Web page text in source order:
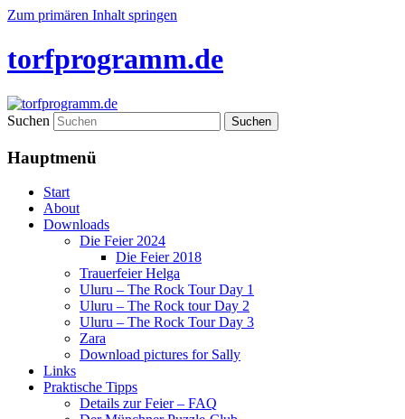
Zum primären Inhalt springen
torfprogramm.de
Suchen
Hauptmenü
Start
About
Downloads
Die Feier 2024
Die Feier 2018
Trauerfeier Helga
Uluru – The Rock Tour Day 1
Uluru – The Rock tour Day 2
Uluru – The Rock Tour Day 3
Zara
Download pictures for Sally
Links
Praktische Tipps
Details zur Feier – FAQ